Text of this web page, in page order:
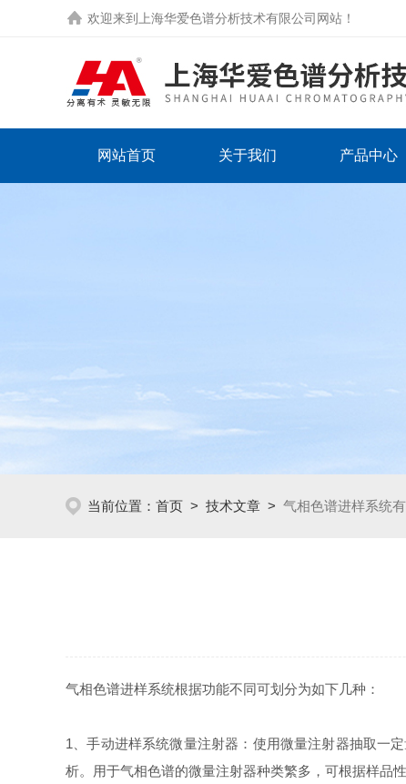
欢迎来到 上海华爱色谱分析技术有限公司网站 ！
网站首页 关于我们 产品中心
当前位置： 首页 > 技术文章 > 气相色谱进样系统有
气相色谱进样系统根据功能不同可划分为如下几种：
1、手动进样系统微量注射器：使用微量注射器抽取一
析。用于气相色谱的微量注射器种类繁多，可根据样品